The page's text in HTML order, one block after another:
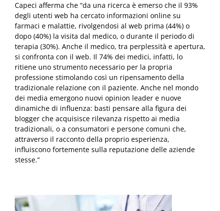
Capeci afferma che “da una ricerca è emerso che il 93%
degli utenti web ha cercato informazioni online su
farmaci e malattie, rivolgendosi al web prima (44%) o
dopo (40%) la visita dal medico, o durante il periodo di
terapia (30%). Anche il medico, tra perplessità e apertura,
si confronta con il web. Il 74% dei medici, infatti, lo
ritiene uno strumento necessario per la propria
professione stimolando così un ripensamento della
tradizionale relazione con il paziente. Anche nel mondo
dei media emergono nuovi opinion leader e nuove
dinamiche di influenza: basti pensare alla figura dei
blogger che acquisisce rilevanza rispetto ai media
tradizionali, o a consumatori e persone comuni che,
attraverso il racconto della proprio esperienza,
influiscono fortemente sulla reputazione delle aziende
stesse.”